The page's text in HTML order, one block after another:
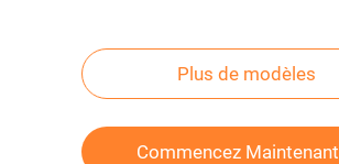
Plus de modèles
Commencez Maintenant